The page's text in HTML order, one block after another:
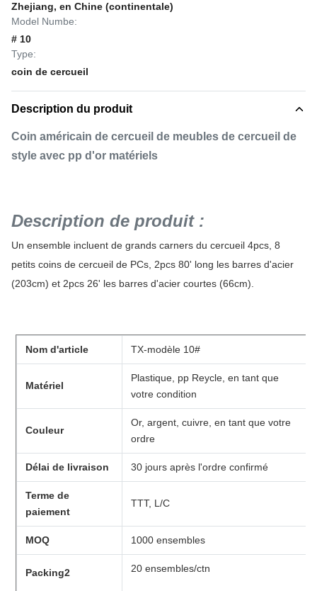
Zhejiang, en Chine (continentale)
Model Numbe:
# 10
Type:
coin de cercueil
Description du produit
Coin américain de cercueil de meubles de cercueil de
style avec pp d'or matériels
Description de produit :
Un ensemble incluent de grands carners du cercueil 4pcs, 8
petits coins de cercueil de PCs, 2pcs 80' long les barres d'acier
(203cm) et 2pcs 26' les barres d'acier courtes (66cm).
Nom d'article TX-modèle 10#
Matériel
Plastique, pp Reycle, en tant que
votre condition
Couleur
Or, argent, cuivre, en tant que votre
ordre
Délai de livraison 30 jours après l'ordre confirmé
Terme de
paiement
TTT, L/C
MOQ 1000 ensembles
Packing2 20 ensembles/ctn